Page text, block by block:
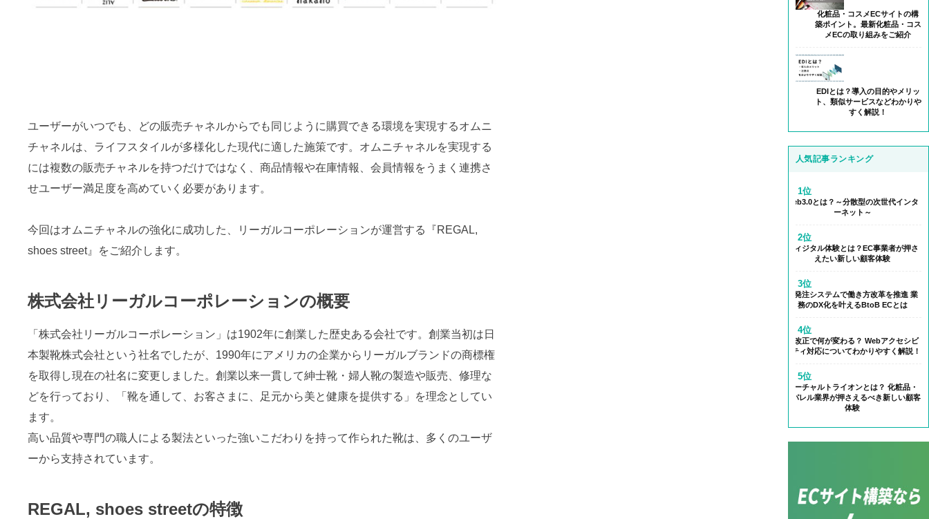
ユーザーがいつでも、どの販売チャネルからでも同じように購買できる環境を実現するオムニ
チャネルは、ライフスタイルが多様化した現代に適した施策です。オムニチャネルを実現する
には複数の販売チャネルを持つだけではなく、商品情報や在庫情報、会員情報をうまく連携さ
せユーザー満足度を高めていく必要があります。
今回はオムニチャネルの強化に成功した、リーガルコーポレーションが運営する『REGAL,
shoes street』をご紹介します。
株式会社リーガルコーポレーションの概要
「株式会社リーガルコーポレーション」は1902年に創業した歴史ある会社です。創業当初は日
本製靴株式会社という社名でしたが、1990年にアメリカの企業からリーガルブランドの商標権
を取得し現在の社名に変更しました。創業以来一貫して紳士靴・婦人靴の製造や販売、修理な
どを行っており、「靴を通して、お客さまに、足元から美と健康を提供する」を理念としてい
ます。
高い品質や専門の職人による製法といった強いこだわりを持って作られた靴は、多くのユーザ
ーから支持されています。
REGAL, shoes streetの特徴
化粧品・コスメECサイトの構
築ポイント。最新化粧品・コス
メECの取り組みをご紹介
EDIとは？導入の目的やメリッ
ト、類似サービスなどわかりや
すく解説！
人気記事ランキング
1位
Web3.0とは？～分散型の次世代インタ
ーネット～
2位
フィジタル体験とは？EC事業者が押さ
えたい新しい顧客体験
3位
受発注システムで働き方改革を推進 業
務のDX化を叶えるBtoB ECとは
4位
法改正で何が変わる？ Webアクセシビ
リティ対応についてわかりやすく解説！
5位
バーチャルトライオンとは？ 化粧品・
アパレル業界が押さえるべき新しい顧客
体験